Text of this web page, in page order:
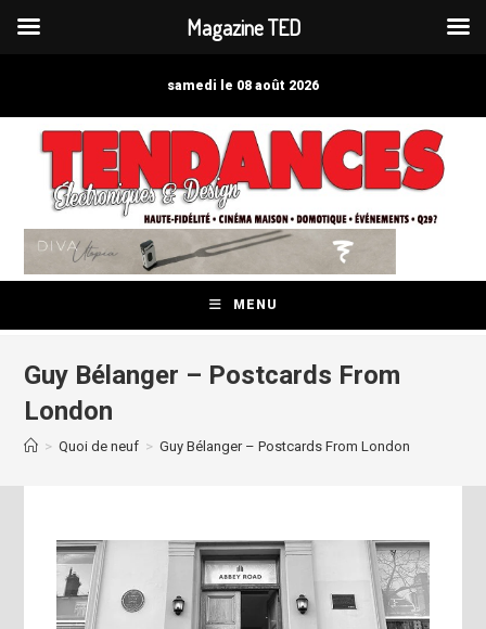
samedi le 08 août 2026
MENU
Guy Bélanger – Postcards From
London
> Quoi de neuf > Guy Bélanger – Postcards From London
Magazine TED